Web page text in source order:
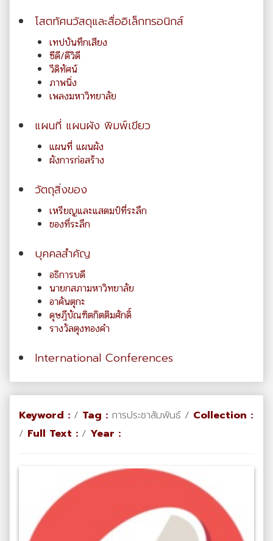
โสตทัศนวัสดุและสื่ออิเล็กทรอนิกส์
เทปบันทึกเสียง
ซีดี/ดีวิดี
วีดิทัศน์
ภาพนิ่ง
เพลงมหาวิทยาลัย
แผนที่ แผนผัง พิมพ์เขียว
แผนที่ แผนผัง
ผังการก่อสร้าง
วัตถุสิ่งของ
เหรียญและแสตมป์ที่ระลึก
ของที่ระลึก
บุคคลสำคัญ
อธิการบดี
นายกสภามหาวิทยาลัย
อาคันตุกะ
ดุษฎีบัณฑิตกิตติมศักดิ์
รางวัลตุงทองคำ
International Conferences
Keyword : / Tag : การประชาสัมพันธ์ / Collection :
/ Full Text : / Year :